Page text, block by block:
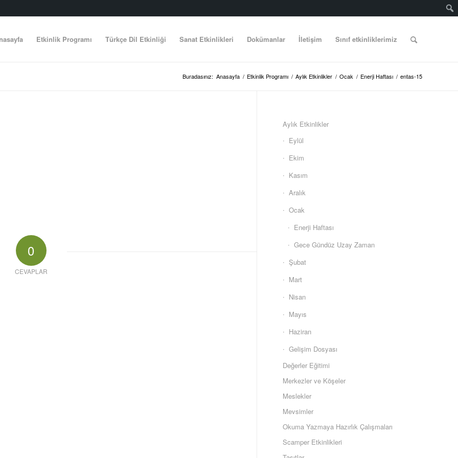
Etkinlik Programı Türkçe Dil Etkinliği Sanat Etkinlikleri Dokümanlar İletişim Sınıf etkinliklerimiz
Buradasınız: Anasayfa / Etkinlik Programı / Aylık Etkinlikler / Ocak / Enerji Haftası / entas-15
0
CEVAPLAR
Aylık Etkinlikler
Eylül
Ekim
Kasım
Aralık
Ocak
Enerji Haftası
Gece Gündüz Uzay Zaman
Şubat
Mart
Nisan
Mayıs
Haziran
Gelişim Dosyası
Değerler Eğitimi
Merkezler ve Köşeler
Meslekler
Mevsimler
Okuma Yazmaya Hazırlık Çalışmaları
Scamper Etkinlikleri